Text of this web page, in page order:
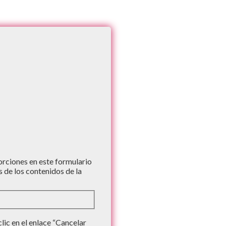
en este formulario
los contenidos de la
en el enlace “Cancelar